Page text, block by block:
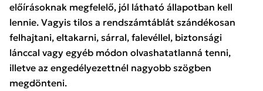
előírásoknak megfelelő, jól látható állapotban kell
lennie. Vagyis tilos a rendszámtáblát szándékosan
felhajtani, eltakarni, sárral, falevéllel, biztonsági
lánccal vagy egyéb módon olvashatatlanná tenni,
illetve az engedélyezettnél nagyobb szögben
megdönteni.